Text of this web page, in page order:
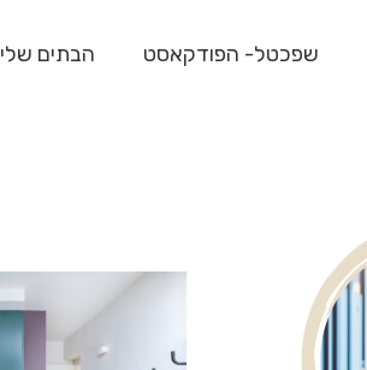
שפכטל- הפודקאסט הבתים שלי